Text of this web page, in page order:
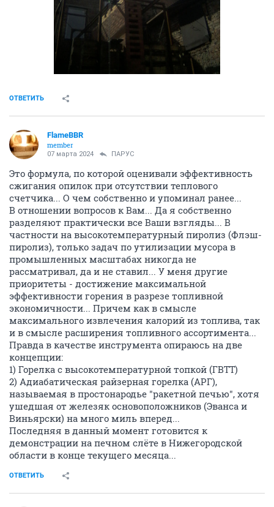
ОТВЕТИТЬ
FlameBBR
member
07 марта 2024 ПАРУС
Это формула, по которой оценивали эффективность
сжигания опилок при отсутствии теплового
счетчика... О чем собственно и упоминал ранее...
В отношении вопросов к Вам... Да я собственно
разделяют практически все Ваши взгляды... В
частности на высокотемпературный пиролиз (Флэш-
пиролиз), только задач по утилизации мусора в
промышленных масштабах никогда не
рассматривал, да и не ставил... У меня другие
приоритеты - достижение максимальной
эффективности горения в разрезе топливной
экономичности... Причем как в смысле
максимального извлечения калорий из топлива, так
и в смысле расширения топливного ассортимента...
Правда в качестве инструмента опираюсь на две
концепции:
1) Горелка с высокотемпературной топкой (ГВТТ)
2) Адиабатическая райзерная горелка (АРГ),
называемая в простонародье "ракетной печью", хотя
ушедшая от железяк основоположников (Эванса и
Виньярски) на много миль вперед...
Последняя в данный момент готовится к
демонстрации на печном слёте в Нижегородской
области в конце текущего месяца...
ОТВЕТИТЬ